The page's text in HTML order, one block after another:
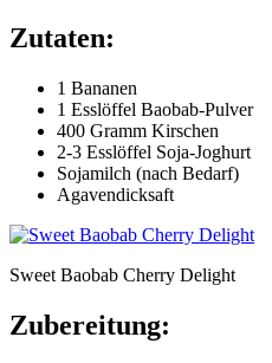
Zutaten:
1 Bananen
1 Esslöffel Baobab-Pulver
400 Gramm Kirschen
2-3 Esslöffel Soja-Joghurt
Sojamilch (nach Bedarf)
Agavendicksaft
Sweet Baobab Cherry Delight
Zubereitung: